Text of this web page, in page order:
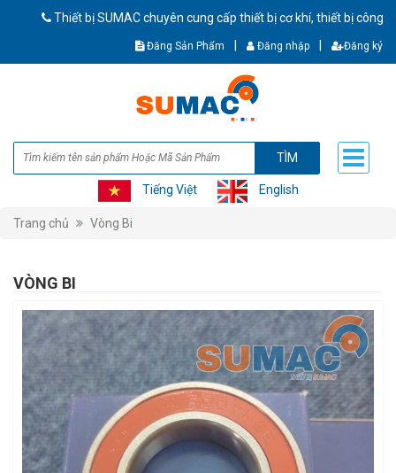
Thiết bị SUMAC chuyên cung cấp thiết bị cơ khí, thiết bị công
Đăng Sản Phẩm Đăng nhập Đăng ký
TÌM
Tiếng Việt English
Trang chủ Vòng Bi
VÒNG BI